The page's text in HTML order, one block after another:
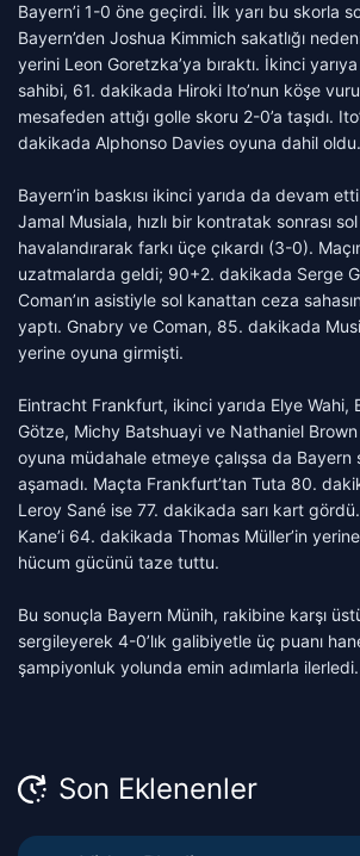
Bayern’i 1-0 öne geçirdi. İlk yarı bu skorla
Bayern’den Joshua Kimmich sakatlığı
yerini Leon Goretzka’ya bıraktı. İkinci
sahibi, 61. dakikada Hiroki Ito’nun köşe
mesafeden attığı golle skoru 2-0’a taşıdı.
dakikada Alphonso Davies oyuna dahil oldu.
Bayern’in baskısı ikinci yarıda da devam
Jamal Musiala, hızlı bir kontratak sonrası
havalandırarak farkı üçe çıkardı (3-0).
uzatmalarda geldi; 90+2. dakikada Serge
Coman’ın asistiyle sol kanattan ceza
yaptı. Gnabry ve Coman, 85. dakikada
yerine oyuna girmişti.
Eintracht Frankfurt, ikinci yarıda Elye Wahi,
Götze, Michy Batshuayi ve Nathaniel
oyuna müdahale etmeye çalışsa da Bayern
aşamadı. Maçta Frankfurt’tan Tuta 80.
Leroy Sané ise 77. dakikada sarı kart
Kane’i 64. dakikada Thomas Müller’in
hücum gücünü taze tuttu.
Bu sonuçla Bayern Münih, rakibine karşı
sergileyerek 4-0’lık galibiyetle üç puanı
şampiyonluk yolunda emin adımlarla ilerledi.
Son Eklenenler